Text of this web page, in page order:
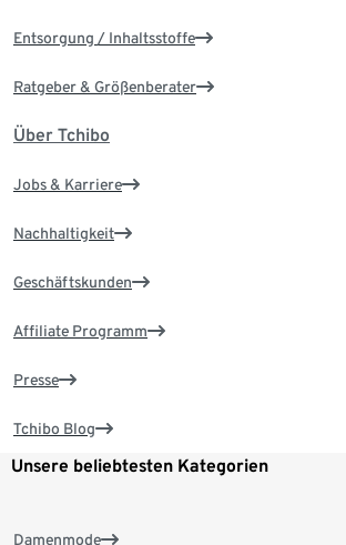
Entsorgung / Inhaltsstoffe
Ratgeber & Größenberater
Über Tchibo
Jobs & Karriere
Nachhaltigkeit
Geschäftskunden
Affiliate Programm
Presse
Tchibo Blog
Unsere beliebtesten Kategorien
Damenmode